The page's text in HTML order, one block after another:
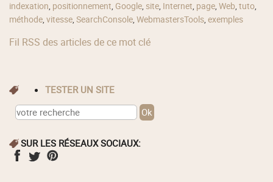
indexation, positionnement, Google, site, Internet, page,Web,tuto,
méthode,vitesse,SearchConsole,WebmastersTools,exemples
Fil RSS des articles de ce mot clé
TESTER UN SITE
SUR LES RÉSEAUX SOCIAUX: